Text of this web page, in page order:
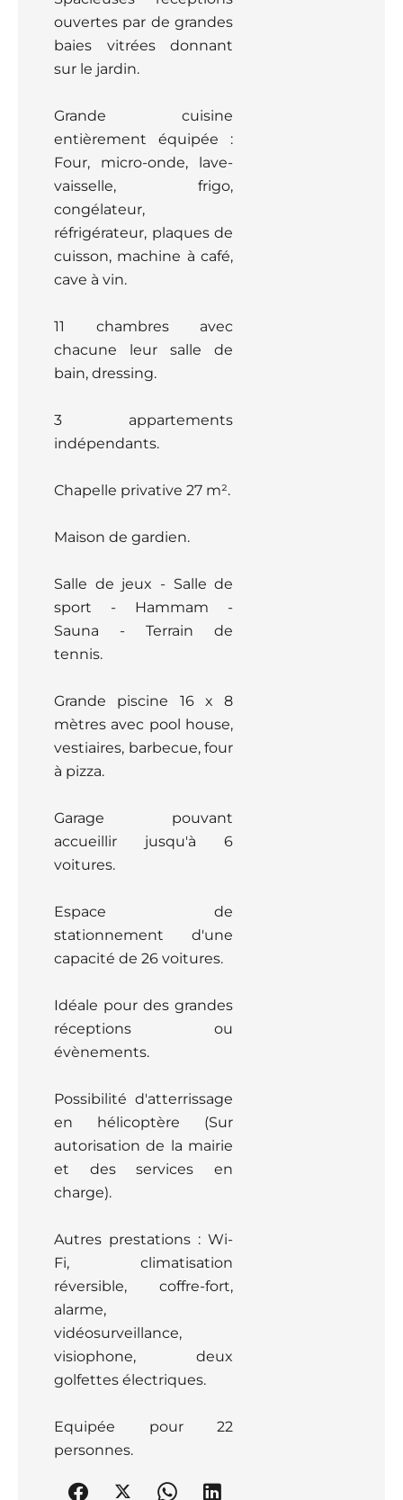
ouvertes par de grandes
baies vitrées donnant
sur le jardin.
Grande cuisine
entièrement équipée :
Four, micro-onde, lave-
vaisselle, frigo,
congélateur,
réfrigérateur, plaques de
cuisson, machine à café,
cave à vin.
11 chambres avec
chacune leur salle de
bain, dressing.
3 appartements
indépendants.
Chapelle privative 27 m².
Maison de gardien.
Salle de jeux - Salle de
sport - Hammam -
Sauna - Terrain de
tennis.
Grande piscine 16 x 8
mètres avec pool house,
vestiaires, barbecue, four
à pizza.
Garage pouvant
accueillir jusqu'à 6
voitures.
Espace de
stationnement d'une
capacité de 26 voitures.
Idéale pour des grandes
réceptions ou
évènements.
Possibilité d'atterrissage
en hélicoptère (Sur
autorisation de la mairie
et des services en
charge).
Autres prestations : Wi-
Fi, climatisation
réversible, coffre-fort,
alarme,
vidéosurveillance,
visiophone, deux
golfettes électriques.
Equipée pour 22
personnes.